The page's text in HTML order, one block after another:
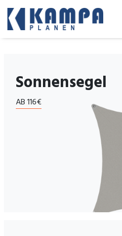
Sonnensegel
AB 116€